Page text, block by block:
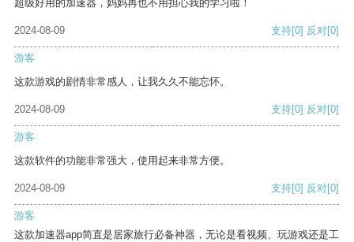
超级好用的加速器，妈妈再也不用担心我的学习啦！
2024-08-09 支持[0] 反对[0]
游客
这款游戏的剧情非常感人，让我久久不能忘怀。
2024-08-09 支持[0] 反对[0]
游客
这款软件的功能非常强大，使用起来非常方便。
2024-08-09 支持[0] 反对[0]
游客
这款加速器app简直是居家旅行必备神器，无论是看视频、玩游戏还是工